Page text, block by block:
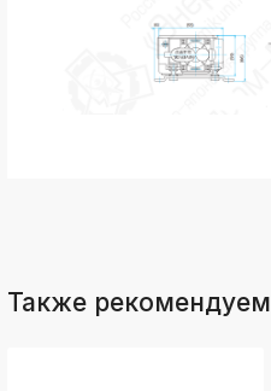
Также рекомендуем